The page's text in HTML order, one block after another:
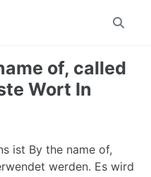
Toggle
of, called
Wort In
ist By the name of,
werden. Es wird